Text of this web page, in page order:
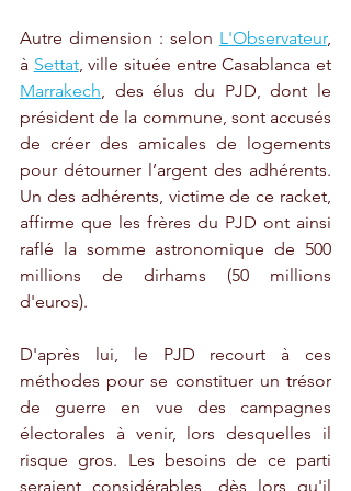
Autre dimension : selon L'Observateur,
à Settat
Marrakech, des élus du PJD, dont le
président de la commune, sont accusés
de créer des amicales de logements
pour détourner l’argent des adhérents.
Un des adhérents, victime de ce racket,
affirme que les frères du PJD ont ainsi
raflé la somme astronomique de 500
millions de dirhams (50 millions
d'euros).
D'après lui, le PJD recourt à ces
méthodes pour se constituer un trésor
de guerre en vue des campagnes
électorales à venir, lors desquelles il
risque gros. Les besoins de ce parti
seraient considérables, dès lors qu'il